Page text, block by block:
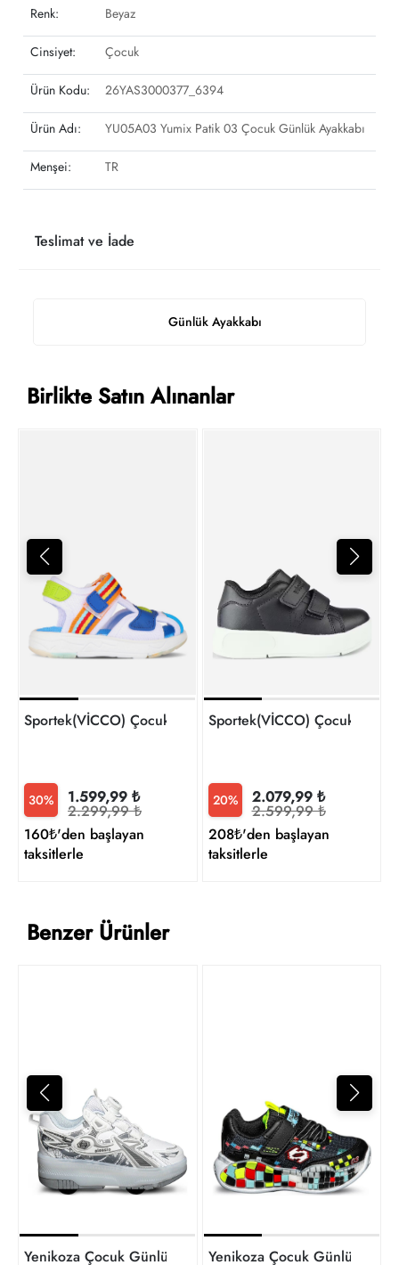
Günlük Ayakkabı
Renk: Beyaz
Cinsiyet: Çocuk
Ürün Kodu: 26YAS3000377_6394
Ürün Adı: YU05A03 Yumix Patik 03 Çocuk Günlük Ayakkabı
Menşei: TR
Teslimat ve İade
Birlikte Satın Alınanlar
Sportek(VİCCO) Çocuk Sandalet
30% 1.599,99 ₺
2.299,99 ₺
160₺'den başlayan
taksitlerle
Sportek(VİCCO) Çocuk
20% 2.079,99 ₺
2.599,99 ₺
208₺'den başlayan
taksitlerle
Benzer Ürünler
Yenikoza Çocuk Günlük AyakkabıYenikoza Çocuk Günlük